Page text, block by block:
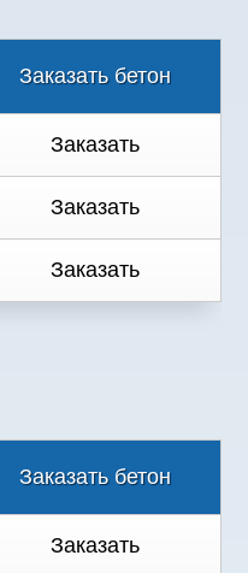
Заказать бетон
Заказать
Заказать
Заказать
Заказать бетон
Заказать